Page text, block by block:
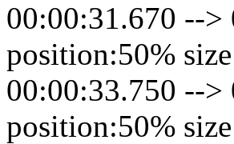
00:00:31.670 -->
position:50%
00:00:33.750 -->
position:50%